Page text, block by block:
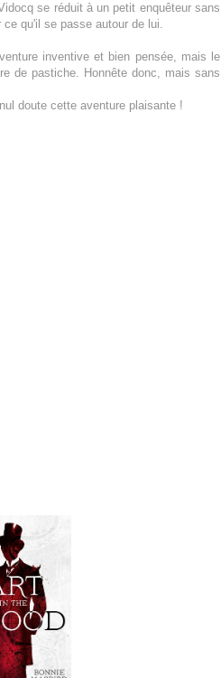
se réduit à un petit enquêteur sans
qu'il se passe autour de lui.
inventive et bien pensée, mais le
de pastiche. Honnête donc, mais sans
doute cette aventure plaisante !